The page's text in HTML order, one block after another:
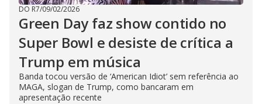
DO R7/09/02/2026
Green Day faz show contido no
Super Bowl e desiste de crítica a
Trump em música
Banda tocou versão de ‘American Idiot’ sem referência ao
MAGA, slogan de Trump, como bancaram em
apresentação recente